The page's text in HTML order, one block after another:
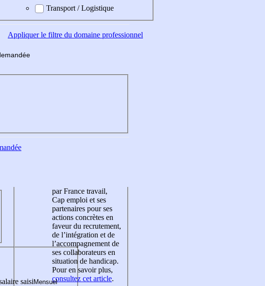
Transport / Logistique
Appliquerle filtre du domaine professionnel
saisi
par France travail,
Cap emploi et ses
partenaires pour ses
actions concrètes en
faveur du recrutement,
de l’intégration et de
l’accompagnement de
ses collaborateurs en
situation de handicap.
Pour en savoir plus,
consultez cet article.